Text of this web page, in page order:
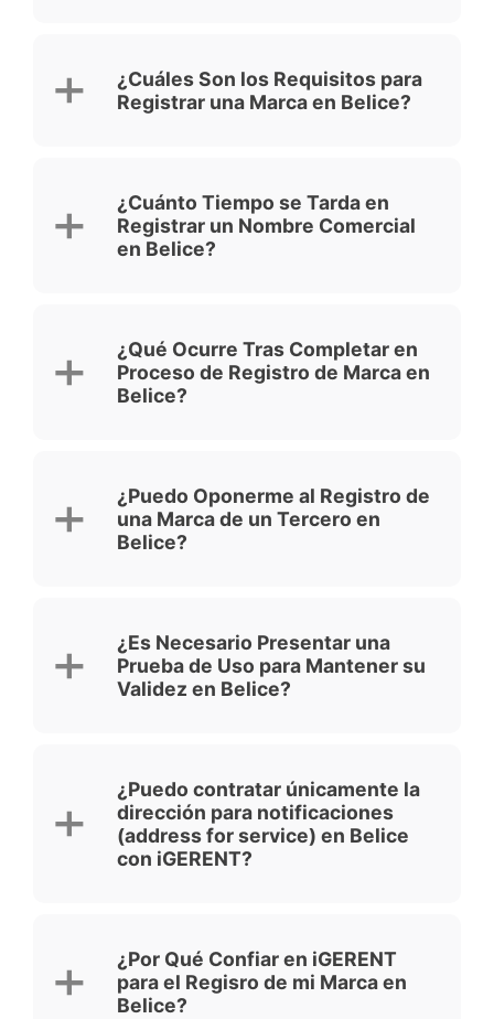
¿Cuáles Son los Requisitos para
Registrar una Marca en Belice?
¿Cuánto Tiempo se Tarda en
Registrar un Nombre Comercial
en Belice?
¿Qué Ocurre Tras Completar en
Proceso de Registro de Marca en
Belice?
¿Puedo Oponerme al Registro de
una Marca de un Tercero en
Belice?
¿Es Necesario Presentar una
Prueba de Uso para Mantener su
Validez en Belice?
¿Puedo contratar únicamente la
dirección para notificaciones
(address for service) en Belice
con iGERENT?
¿Por Qué Confiar en iGERENT
para el Regisro de mi Marca en
Belice?